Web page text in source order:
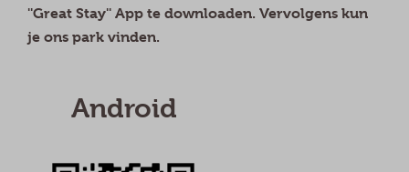
''Great Stay'' App te downloaden. Vervolgens kun
je ons park vinden.
Android